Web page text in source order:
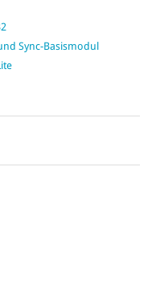
Sync-Basismodul